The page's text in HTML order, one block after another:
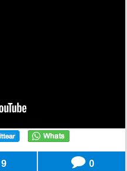
9 0